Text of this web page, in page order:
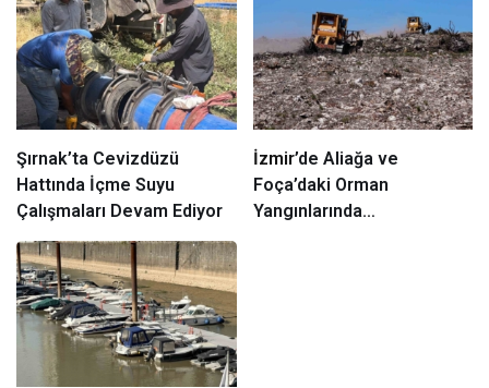
Şırnak’ta Cevizdüzü
Hattında İçme Suyu
Çalışmaları Devam Ediyor
İzmir’de Aliağa ve
Foça’daki Orman
Yangınlarında